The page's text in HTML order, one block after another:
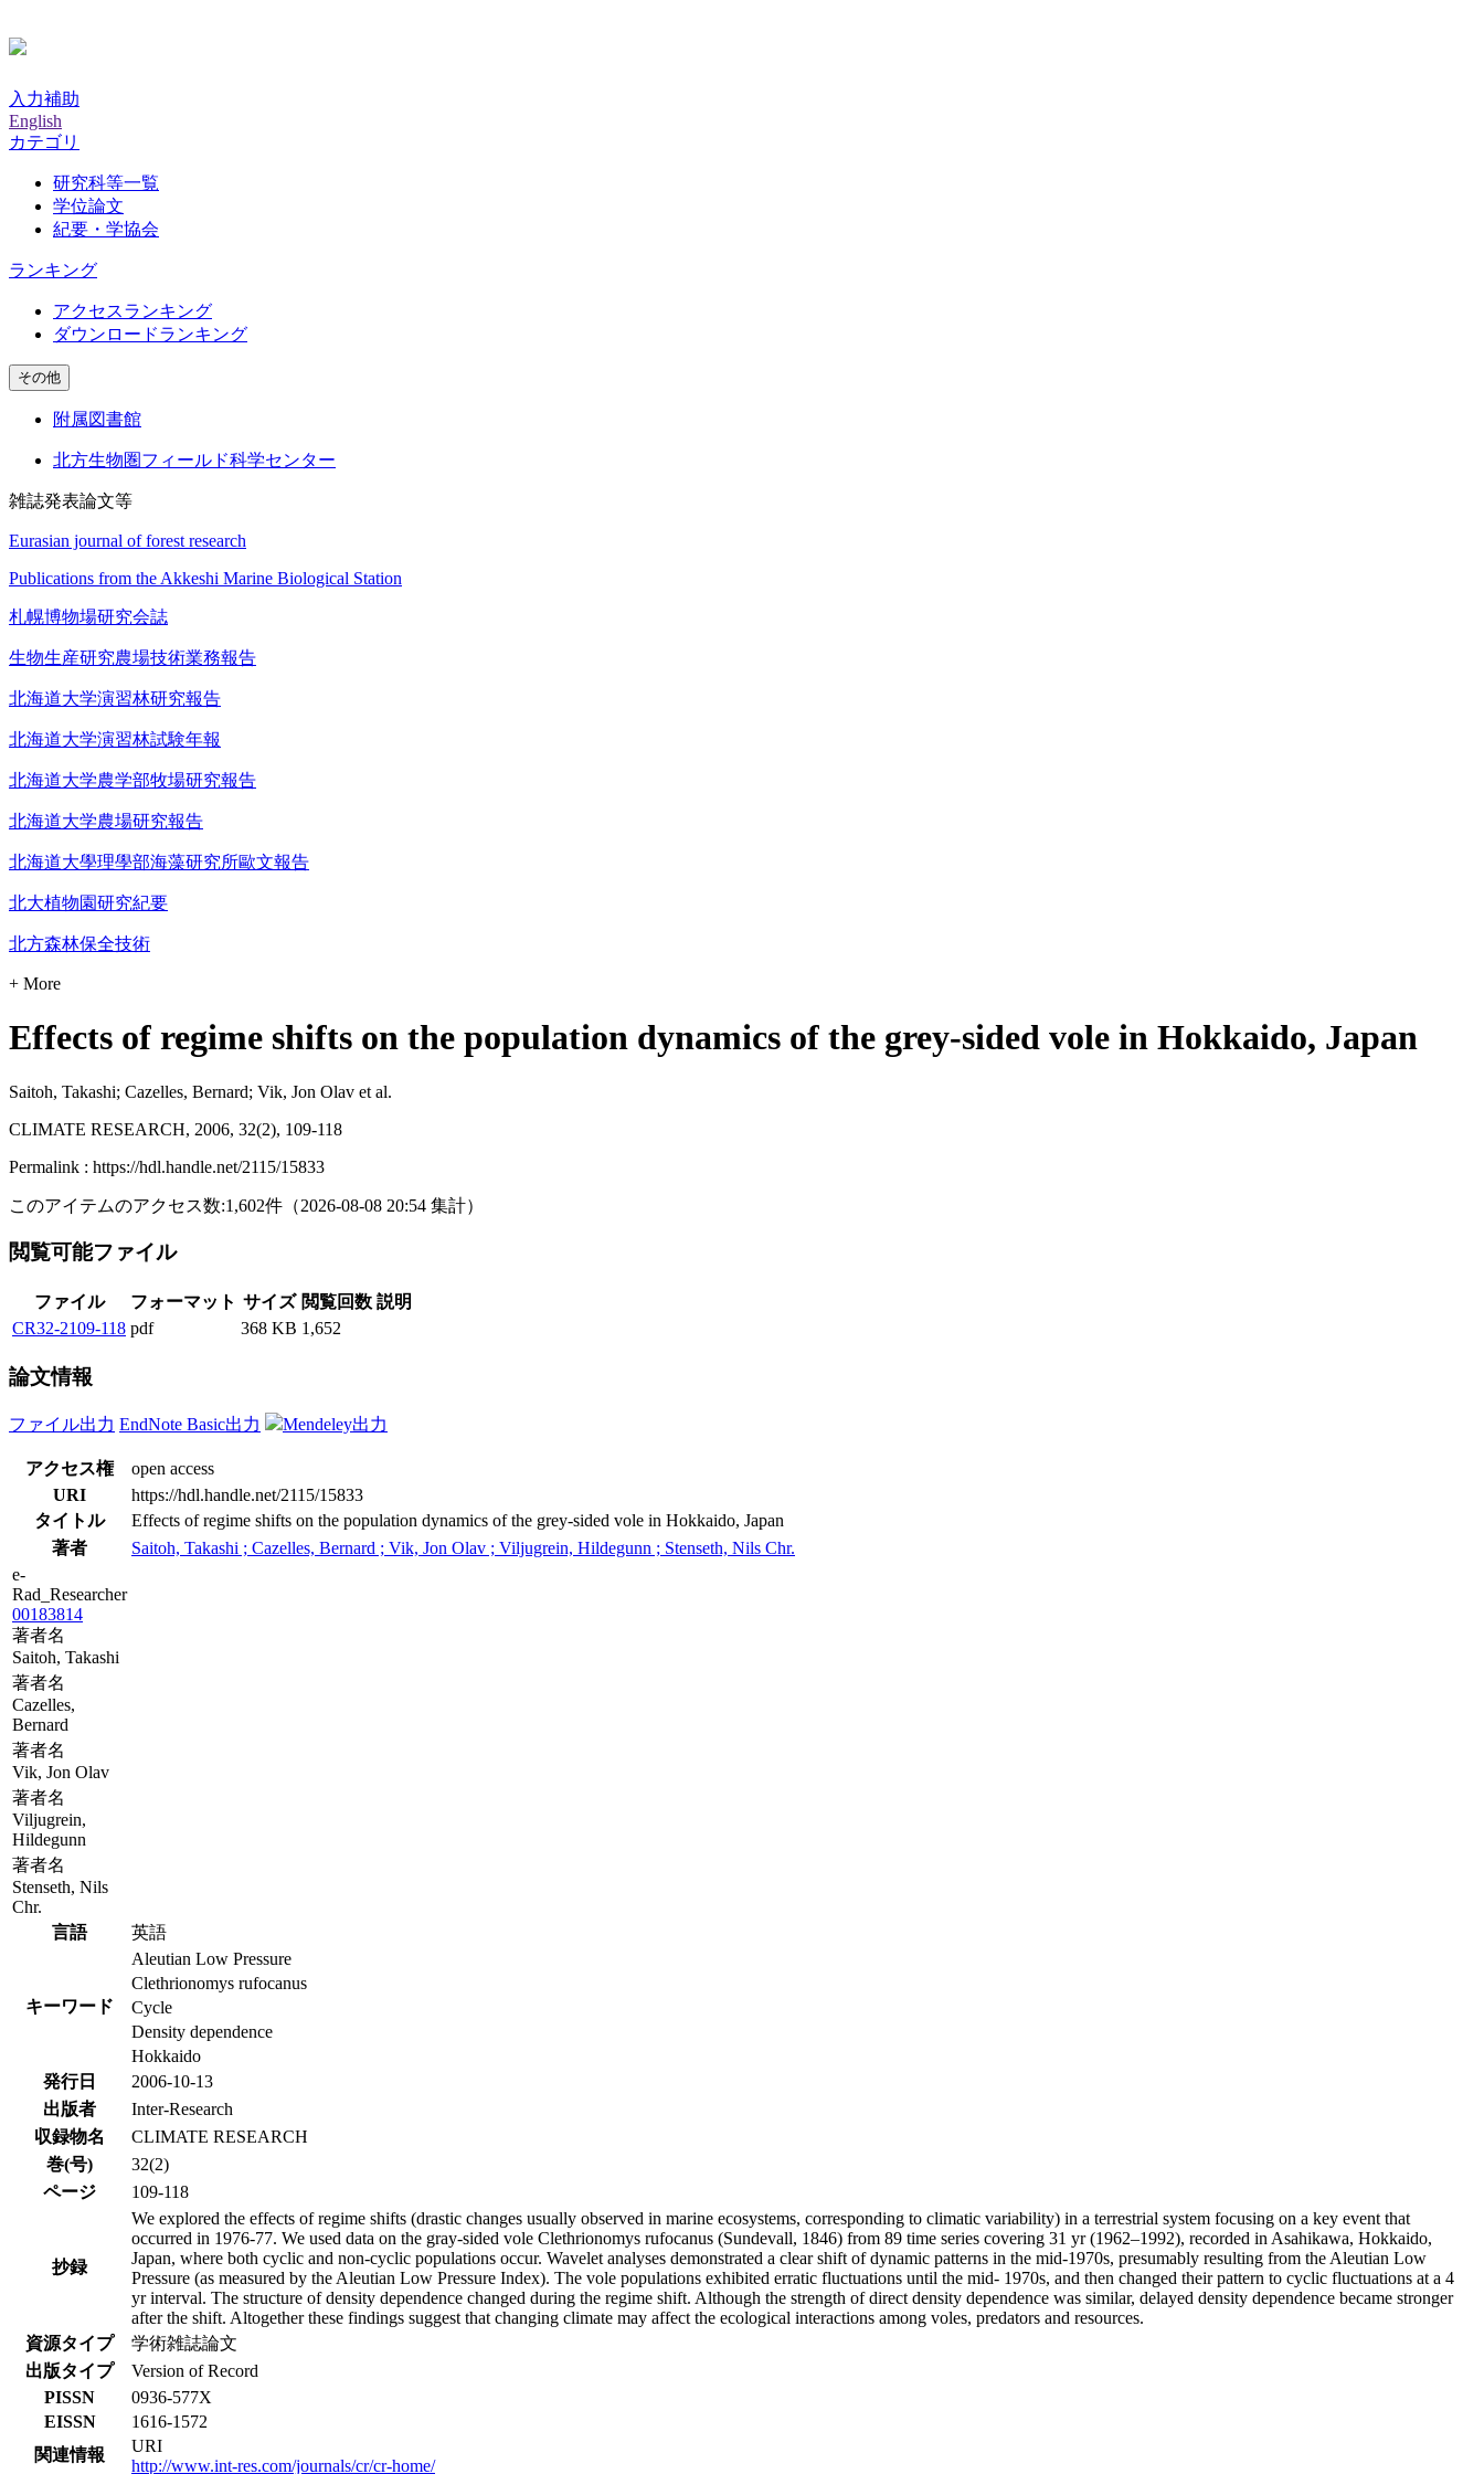
入力補助
English
カテゴリ
研究科等一覧
学位論文
紀要・学協会
ランキング
アクセスランキング
ダウンロードランキング
その他
附属図書館
北方生物圏フィールド科学センター
雑誌発表論文等
Eurasian journal of forest research
Publications from the Akkeshi Marine Biological Station
札幌博物場研究会誌
生物生産研究農場技術業務報告
北海道大学演習林研究報告
北海道大学演習林試験年報
北海道大学農学部牧場研究報告
北海道大学農場研究報告
北海道大學理學部海藻研究所歐文報告
北大植物園研究紀要
北方森林保全技術
+ More
Effects of regime shifts on the population dynamics of the grey-sided vole in Hokkaido, Japan
Saitoh, Takashi; Cazelles, Bernard; Vik, Jon Olav et al.
CLIMATE RESEARCH, 2006, 32(2), 109-118
Permalink : https://hdl.handle.net/2115/15833
このアイテムのアクセス数:1,602件 （2026-08-08 20:54 集計）
閲覧可能ファイル
ファイル フォーマット サイズ 閲覧回数 説明
CR32-2109-118 pdf 368 KB 1,652
論文情報
ファイル出力 EndNote Basic出力 Mendeley出力
アクセス権
open access
URI
https://hdl.handle.net/2115/15833
タイトル
Effects of regime shifts on the population dynamics of the grey-sided vole in Hokkaido, Japan
著者
Saitoh, Takashi ; Cazelles, Bernard ; Vik, Jon Olav ; Viljugrein, Hildegunn ; Stenseth, Nils Chr.
e-
Rad_Researcher
00183814
著者名
Saitoh, Takashi
著者名
Cazelles,
Bernard
著者名
Vik, Jon Olav
著者名
Viljugrein,
Hildegunn
著者名
Stenseth, Nils
Chr.
言語
英語
キーワード
Aleutian Low Pressure
Clethrionomys rufocanus
Cycle
Density dependence
Hokkaido
発行日
2006-10-13
出版者
Inter-Research
収録物名
CLIMATE RESEARCH
巻(号)
32(2)
ページ
109-118
抄録
We explored the effects of regime shifts (drastic changes usually observed in marine ecosystems, corresponding to climatic variability) in a terrestrial system focusing on a key event that
occurred in 1976-77. We used data on the gray-sided vole Clethrionomys rufocanus (Sundevall, 1846) from 89 time series covering 31 yr (1962–1992), recorded in Asahikawa, Hokkaido,
Japan, where both cyclic and non-cyclic populations occur. Wavelet analyses demonstrated a clear shift of dynamic patterns in the mid-1970s, presumably resulting from the Aleutian Low
Pressure (as measured by the Aleutian Low Pressure Index). The vole populations exhibited erratic fluctuations until the mid- 1970s, and then changed their pattern to cyclic fluctuations at a 4
yr interval. The structure of density dependence changed during the regime shift. Although the strength of direct density dependence was similar, delayed density dependence became stronger
after the shift. Altogether these findings suggest that changing climate may affect the ecological interactions among voles, predators and resources.
資源タイプ
学術雑誌論文
出版タイプ
Version of Record
PISSN
0936-577X
EISSN
1616-1572
関連情報
URI
http://www.int-res.com/journals/cr/cr-home/